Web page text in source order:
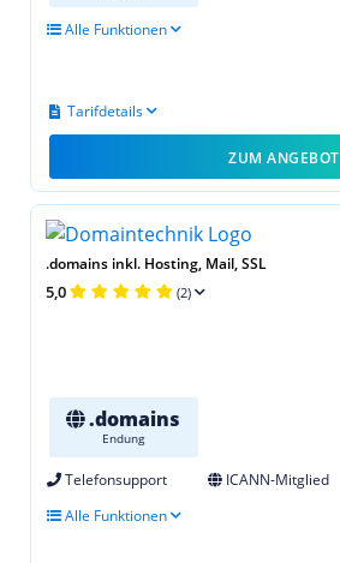
Alle Funktionen
Tarifdetails
ZUM ANGEBOT
.domains inkl. Hosting, Mail, SSL
5,0 (2)
.domains
Endung
Telefonsupport ICANN-Mitglied
Alle Funktionen